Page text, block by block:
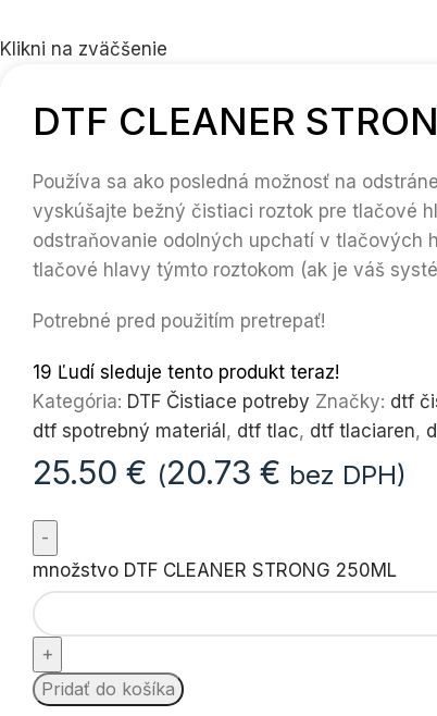
Klikni na zväčšenie
DTF CLEANER
Používa sa ako posledná možnosť na
vyskúšajte bežný čistiaci roztok pre tlačové
odstraňovanie odolných upchatí v tlačových
tlačové hlavy týmto roztokom (ak je váš
Potrebné pred použitím pretrepať!
19 Ľudí sleduje tento produkt teraz!
Kategória: DTF Čistiace potreby Značky: dtf
dtf spotrebný materiál, dtf tlac, dtf tlaciaren,
25.50 € (20.73 € bez DPH)
množstvo DTF CLEANER STRONG 250ML
Pridať do košíka